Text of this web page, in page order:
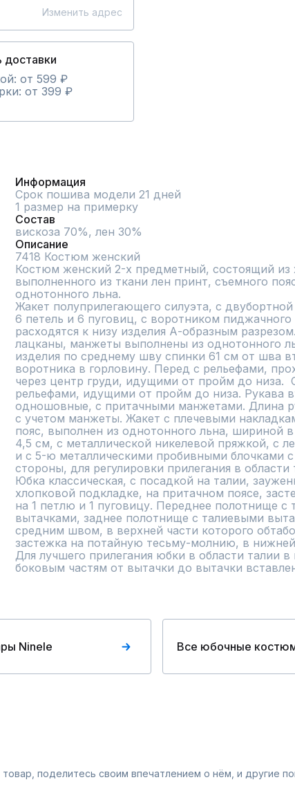
Изменить адрес
доставки
от 599 ₽
от 399 ₽
Информация
Срок пошива модели 21 дней
1 размер на примерку
Состав
вискоза 70%, лен 30%
Описание
7418 Костюм женский
Костюм женский 2-х предметный, состоящий из
выполненного из ткани лен принт, съемного
однотонного льна.
Жакет полуприлегающего силуэта, с
6 петель и 6 пуговиц, с воротником пиджачного
расходятся к низу изделия А-образным
лацканы, манжеты выполнены из однотонного
изделия по среднему шву спинки 61 см от шва
воротника в горловину. Перед с рельефами,
через центр груди, идущими от пройм до низа.
рельефами, идущими от пройм до низа. Рукава
одношовные, с притачными манжетами. Длина
с учетом манжеты. Жакет с плечевыми
пояс, выполнен из однотонного льна, шириной
4,5 см, с металлической никелевой пряжкой, с
и с 5-ю металлическими пробивными блочками
стороны, для регулировки прилегания в области
Юбка классическая, с посадкой на талии,
хлопковой подкладке, на притачном поясе,
на 1 петлю и 1 пуговицу. Переднее полотнище с
вытачками, заднее полотнище с талиевыми
средним швом, в верхней части которого
застежка на потайную тесьму-молнию, в
Для лучшего прилегания юбки в области талии в
боковым частям от вытачки до вытачки
Ninele Все юбочные
поделитесь своим впечатлением о нём, и другие